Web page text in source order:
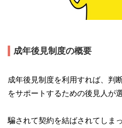
成年後見制度の概要
成年後見制度を利用すれば、判
をサポートするための後見人が
騙されて契約を結ばされてしま